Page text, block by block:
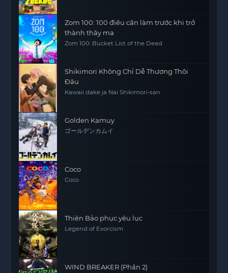
Zom 100: 100 điều cần làm trước khi trở
thành thây ma
Zom 100: Bucket List of the Dead
Shikimori Không Chỉ Dễ Thương Thôi
Đâu
Kawaii dake ja Nai Shikimori-san
Golden Kamuy
ゴールデンカムイ
Coco
Coco
Thiên Bảo phục yêu lục
Legend of Exorcism
WIND BREAKER (Phần 2)